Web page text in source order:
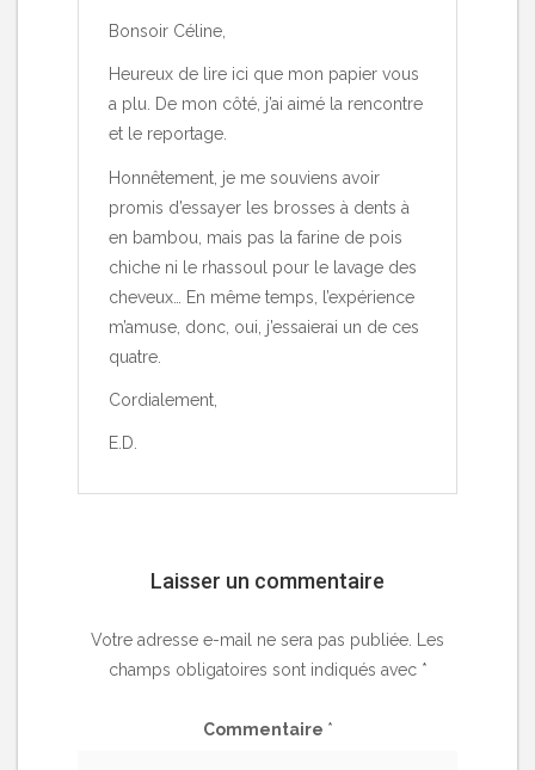
Bonsoir Céline,
Heureux de lire ici que mon papier vous
a plu. De mon côté, j’ai aimé la rencontre
et le reportage.
Honnêtement, je me souviens avoir
promis d’essayer les brosses à dents à
en bambou, mais pas la farine de pois
chiche ni le rhassoul pour le lavage des
cheveux… En même temps, l’expérience
m’amuse, donc, oui, j’essaierai un de ces
quatre.
Cordialement,
E.D.
Laisser un commentaire
Votre adresse e-mail ne sera pas publiée.
Les
champs obligatoires sont indiqués avec *
Commentaire *